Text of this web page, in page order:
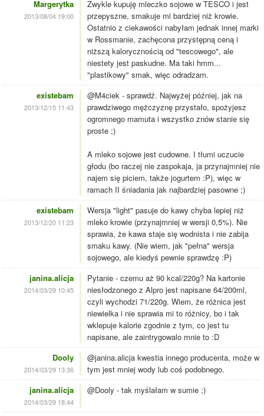
Margerytka
2013/08/04 19:00
Zwykle kupuję mleczko sojowe w TESCO i jest
przepyszne, smakuje mi bardziej niż krowie.
Ostatnio z ciekawości nabyłam jednak innej marki
w Rossmanie, zachęcona przystępną ceną i
niższą kalorycznością od "tescowego", ale
niestety jest paskudne. Ma taki hmm...
"plastikowy" smak, więc odradzam.
existebam
2013/12/15 11:43
@M4ciek - sprawdź. Najwyżej później, jak na
prawdziwego mężczyznę przystało, spożyjesz
ogromnego mamuta i wszystko znów stanie się
proste ;)
A mleko sojowe jest cudowne. I tłumi uczucie
głodu (bo raczej nie zaspokaja, ja przynajmniej nie
najem się piciem, także jogurtem :P), więc w
ramach II śniadania jak najbardziej pasowne ;)
existebam
2013/12/20 11:23
Wersja "light" pasuje do kawy chyba lepiej niż
mleko krowie (przynajmniej w wersji 0,5%). Nie
sprawia, że kawa staje się wodnista i nie zabija
smaku kawy. (Nie wiem, jak "pełna" wersja
sojowego, ale kiedyś pewnie sprawdzę :P)
janina.alicja
2014/03/29 10:45
Pytanie - czemu aż 90 kcal/220g? Na kartonie
niesłodzonego z Alpro jest napisane 64/200ml,
czyli wychodzi 71/220g. Wiem, że różnica jest
niewielka i nie sprawia mi to różnicy, bo i tak
wklepuje kalorie zgodnie z tym, co jest tu
napisane, ale zaintrygowalo mnie to :D
Dooly
2014/03/29 13:36
@janina.alicja kwestia innego producenta, może w
tym jest mniej wody lub coś podobnego.
janina.alicja
2014/03/29 18:44
@Dooly - tak myślałam w sumie ;)